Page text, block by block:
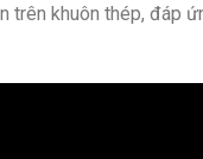
trên khuôn thép, đáp